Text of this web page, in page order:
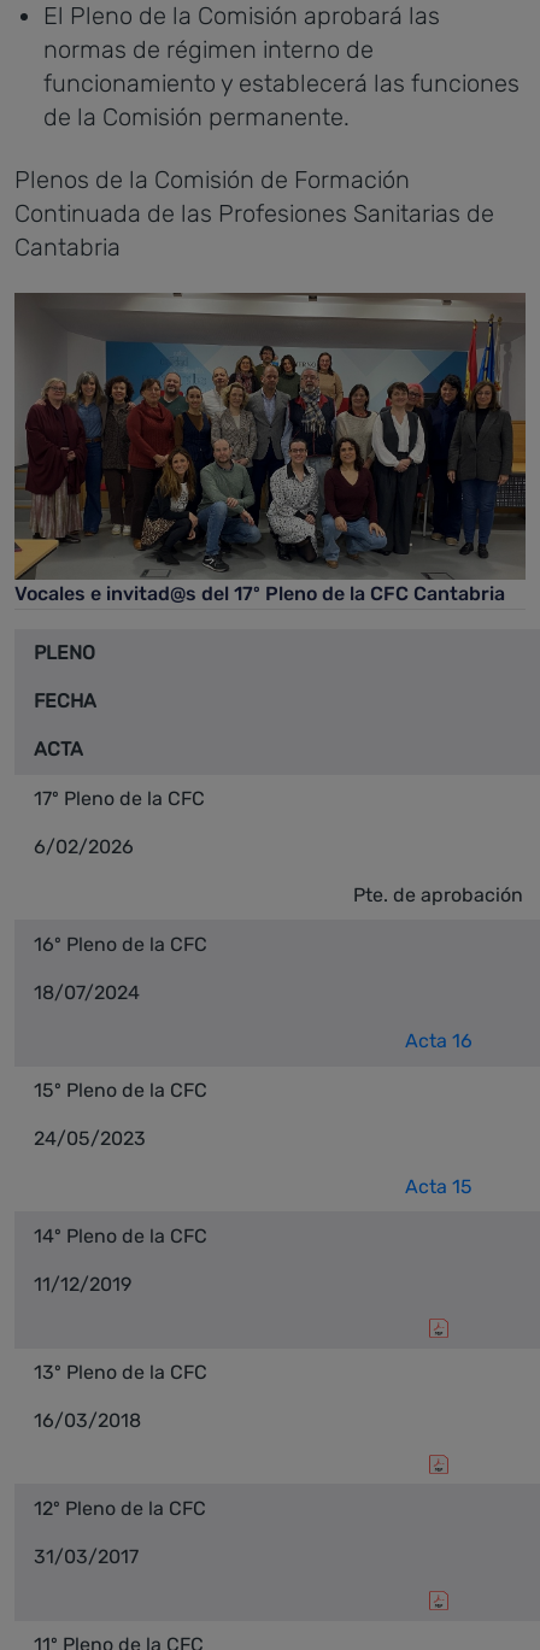
El Pleno de la Comisión aprobará las
normas de régimen interno de
funcionamiento y establecerá las funciones
de la Comisión permanente.
Plenos de la Comisión de Formación
Continuada de las Profesiones Sanitarias de
Cantabria
Vocales e invitad@s del 17º Pleno de la CFC Cantabria
PLENO
FECHA
ACTA
17º Pleno de la CFC
6/02/2026
Pte. de aprobación
16º Pleno de la CFC
18/07/2024
Acta 16
15º Pleno de la CFC
24/05/2023
Acta 15
14º Pleno de la CFC
11/12/2019
13º Pleno de la CFC
16/03/2018
12º Pleno de la CFC
31/03/2017
11º Pleno de la CFC